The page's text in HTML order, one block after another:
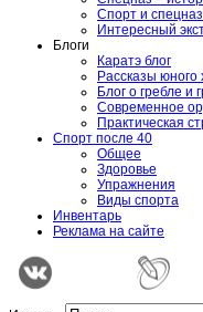
Спорт и спецназ
Интересный
Блоги
Каратэ блог
Рассказы юного
Блог о гребле и
Современное
Практическая
Спорт после 40
Общее
Здоровье
Упражнения
Виды спорта
Инвентарь
Реклама на сайте